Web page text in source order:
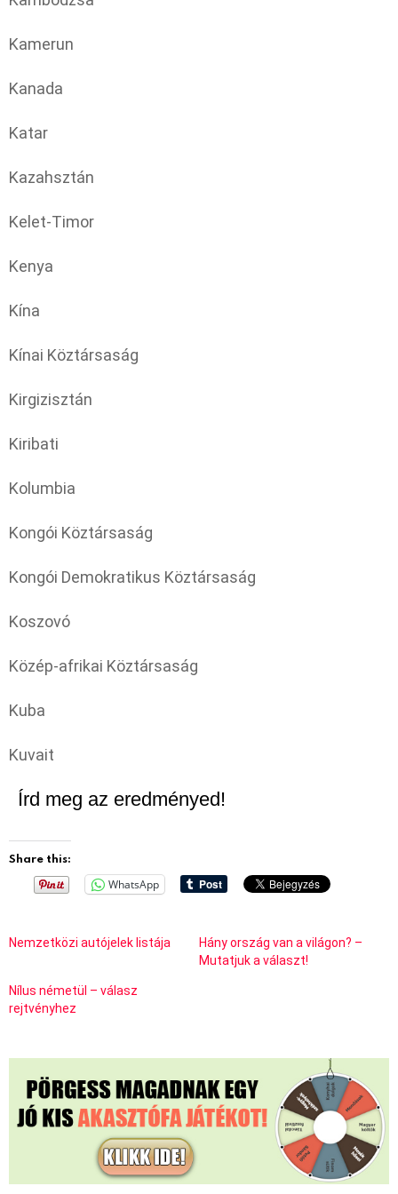
Kamerun
Kanada
Katar
Kazahsztán
Kelet-Timor
Kenya
Kína
Kínai Köztársaság
Kirgizisztán
Kiribati
Kolumbia
Kongói Köztársaság
Kongói Demokratikus Köztársaság
Koszovó
Közép-afrikai Köztársaság
Kuba
Kuvait
Írd meg az eredményed!
Share this:
WhatsApp
Nemzetközi autójelek listája
Hány ország van a világon? –
Mutatjuk a választ!
Nílus németül – válasz
rejtvényhez